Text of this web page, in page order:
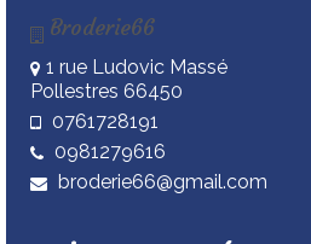
Broderie66
1 rue Ludovic Massé
Pollestres 66450
0761728191
0981279616
broderie66@gmail.com